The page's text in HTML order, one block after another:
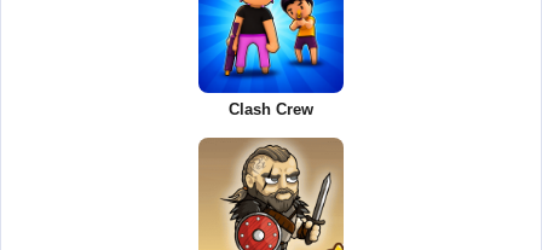
Clash Crew